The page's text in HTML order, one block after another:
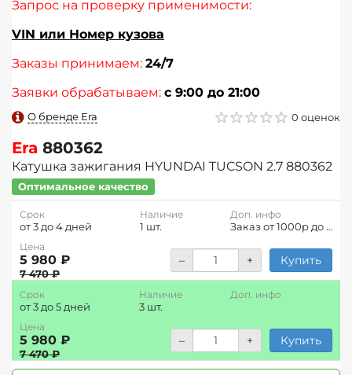
Запрос на проверку применимости:
VIN или Номер кузова
Заказы принимаем: 24/7
Заявки обрабатываем: с 9:00 до 21:00
О бренде Era 0 оценок
Era 880362
Катушка зажигания HYUNDAI TUCSON 2.7 880362
Оптимальное качество
Срок
от 3 до 4 дней
Наличие
1 шт.
Доп. инфо
Заказ от 1000р до 18:45
Цена
5 980 ₽
7 470 ₽
– + Купить
Срок
от 3 до 5 дней
Наличие
3 шт.
Доп. инфо
Цена
5 980 ₽
7 470 ₽
– + Купить